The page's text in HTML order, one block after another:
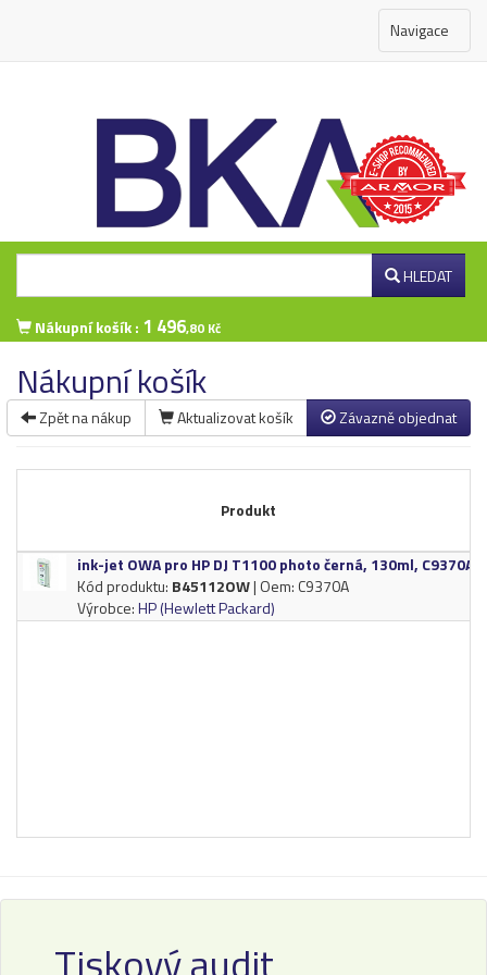
Navigace
HLEDAT
Nákupní košík : 1 496,80 Kč
Nákupní košík
Zpět na nákup Aktualizovat košík Závazně objednat
Produkt
ink-​jet OWA pro HP DJ T1100 photo černá,​ 130ml,​ C9370A
Kód produktu: B45112OW| Oem: C9370A
Výrobce:HP (Hewlett Packard)